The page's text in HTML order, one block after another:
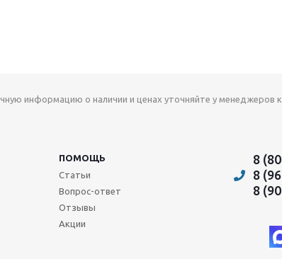
информацию о наличии и ценах уточняйте у менеджеров
ПОМОЩЬ
Статьи
Вопрос-ответ
Отзывы
Акции
8
8
8